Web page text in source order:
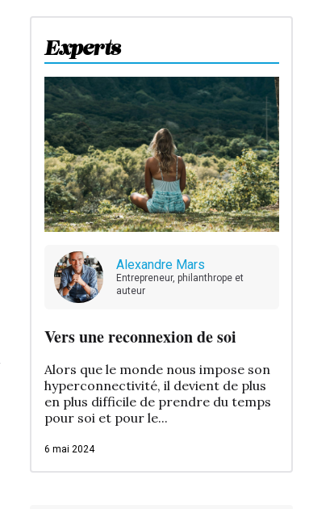
Experts
Alexandre Mars
Entrepreneur, philanthrope et
auteur
Vers une reconnexion de soi
Alors que le monde nous impose son
hyperconnectivité, il devient de plus
en plus difficile de prendre du temps
pour soi et pour le...
6 mai 2024